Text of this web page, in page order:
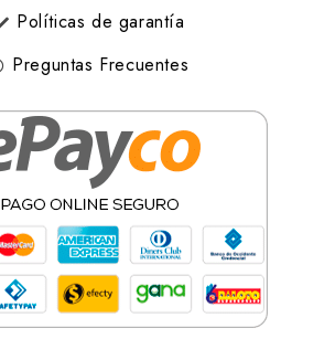
Políticas de garantía
Preguntas Frecuentes